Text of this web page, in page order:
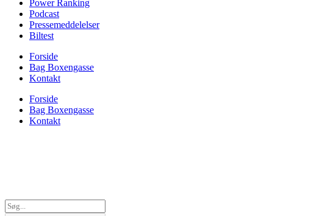
Power Ranking
Podcast
Pressemeddelelser
Biltest
Forside
Bag Boxengasse
Kontakt
Forside
Bag Boxengasse
Kontakt